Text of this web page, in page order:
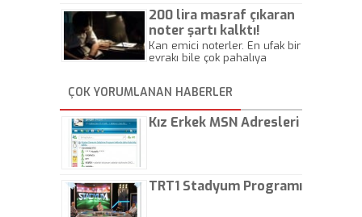
200 lira masraf çıkaran
noter şartı kalktı!
Kan emici noterler. En ufak bir
evrakı bile çok pahalıya
kaptırıyorsunuz. - Kayhan
Gezenti
ÇOK YORUMLANAN HABERLER
Kız Erkek MSN Adresleri
TRT1 Stadyum Programı